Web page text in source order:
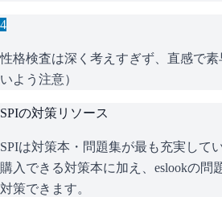
4
性格検査は深く考えすぎず、直感で
いよう注意）
SPIの対策リソース
SPIは対策本・問題集が最も充実して
購入できる対策本に加え、eslookの問
対策できます。